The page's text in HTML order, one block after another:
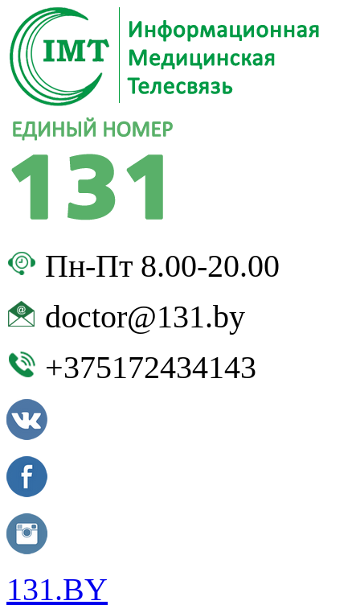
Пн-Пт 8.00-20.00
doctor@131.by
+375172434143
131.BY